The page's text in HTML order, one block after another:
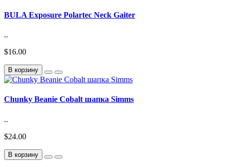
BULA Exposure Polartec Neck Gaiter
..
$16.00
В корзину
Chunky Beanie Cobalt шапка Simms
..
$24.00
В корзину